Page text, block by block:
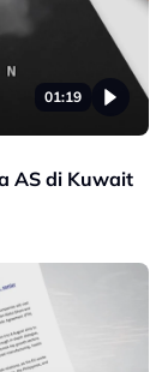
01:19
AS di Kuwait